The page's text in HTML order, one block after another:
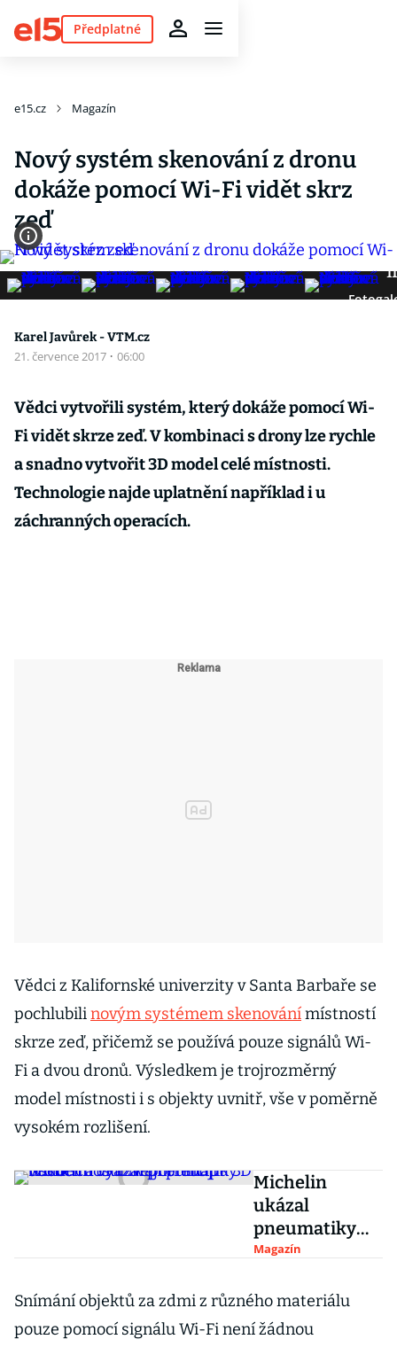
Předplatné
e15.cz Magazín
Nový systém skenování z dronu
dokáže pomocí Wi-Fi vidět skrz
zeď
11
Karel Javůrek - VTM.cz
21. července 2017 · 06:00
Vědci vytvořili systém, který dokáže pomocí Wi-
Fi vidět skrze zeď. V kombinaci s drony lze rychle
a snadno vytvořit 3D model celé místnosti.
Technologie najde uplatnění například i u
záchranných operacích.
Vědci z Kalifornské univerzity v Santa Barbaře se
pochlubilinovým systémem skenovánímístností
skrze zeď, přičemž se používá pouze signálů Wi-
Fi a dvou dronů. Výsledkem je trojrozměrný
model místnosti i s objekty uvnitř, vše v poměrně
vysokém rozlišení.
Michelin
ukázal
pneumatiky
budoucnosti:
vzduch a
využívají
Magazín
Snímání objektů za zdmi z různého materiálu
pouze pomocí signálu Wi-Fi není žádnou